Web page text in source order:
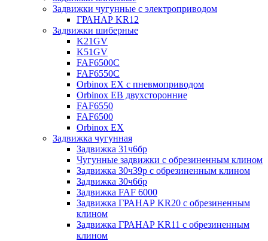
Задвижки чугунные с электроприводом
ГРАНАР KR12
Задвижки шиберные
K21GV
K51GV
FAF6500C
FAF6550С
Orbinox EX с пневмоприводом
Orbinox EB двухсторонние
FAF6550
FAF6500
Orbinox EX
Задвижка чугунная
Задвижка 31ч6бр
Чугунные задвижки с обрезиненным клином
Задвижка 30ч39р с обрезиненным клином
Задвижка 30ч6бр
Задвижка FAF 6000
Задвижка ГРАНАР KR20 с обрезиненным
клином
Задвижка ГРАНАР KR11 с обрезиненным
клином